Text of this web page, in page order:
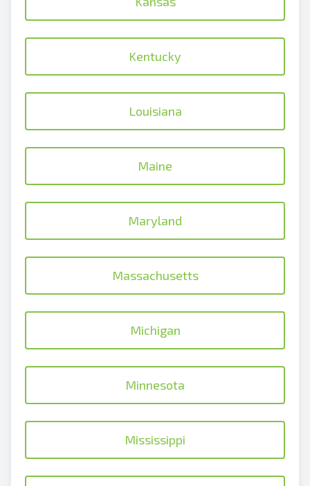
Kentucky
Louisiana
Maine
Maryland
Massachusetts
Michigan
Minnesota
Mississippi